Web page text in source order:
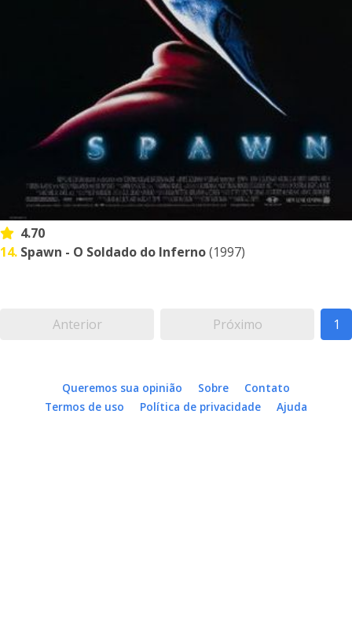
4.70
14. Spawn - O Soldado do Inferno(1997)
Anterior Próximo 1
Queremos sua opinião Sobre
Contato
Termos de uso
Política de privacidade Ajuda